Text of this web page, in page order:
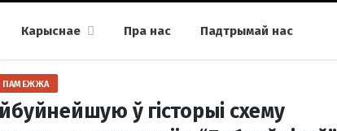
Карыснае Пра нас Падтрымай нас
ПАМЕЖЖА
ў гісторыі схему